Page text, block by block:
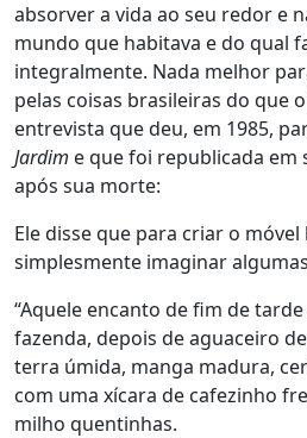
absorver a vida ao seu redor e
mundo que habitava e do qual
integralmente. Nada melhor
pelas coisas brasileiras do que
entrevista que deu, em 1985,
Jardim e que foi republicada em
após sua morte:
Ele disse que para criar o
simplesmente imaginar
“Aquele encanto de fim de
fazenda, depois de aguaceiro
terra úmida, manga madura,
com uma xícara de cafezinho
milho quentinhas.